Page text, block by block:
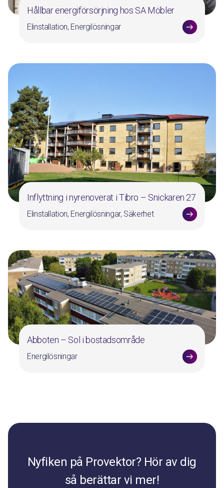
Hållbar energiförsörjning hos SA Möbler
Elinstallation, Energilösningar
Inflyttning i nyrenoverat i Tibro – Snickaren 27
Elinstallation, Energilösningar, Säkerhet
Abboten – Sol i bostadsområde
Energilösningar
Nyfiken på Provektor? Hör av dig
så berättar vi mer!